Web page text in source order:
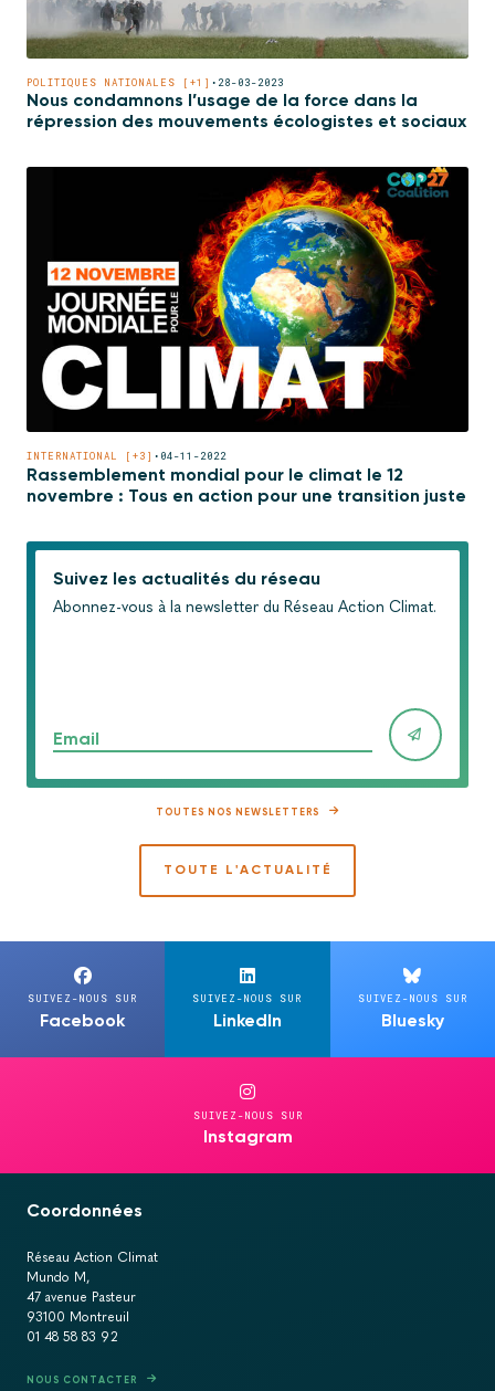
POLITIQUES NATIONALES [+1] • 28-03-2023
Nous condamnons l’usage de la force dans la
répression des mouvements écologistes et sociaux
INTERNATIONAL [+3] • 04-11-2022
Rassemblement mondial pour le climat le 12
novembre : Tous en action pour une transition juste
Suivez les actualités du réseau
Abonnez-vous à la newsletter du Réseau Action Climat.
Email
TOUTES NOS NEWSLETTERS
TOUTE L'ACTUALITÉ
SUIVEZ-NOUS SUR
Facebook
SUIVEZ-NOUS SUR
LinkedIn
SUIVEZ-NOUS SUR
Bluesky
SUIVEZ-NOUS SUR
Instagram
Coordonnées
Réseau Action Climat
Mundo M,
47 avenue Pasteur
93100 Montreuil
01 48 58 83 92
NOUS CONTACTER